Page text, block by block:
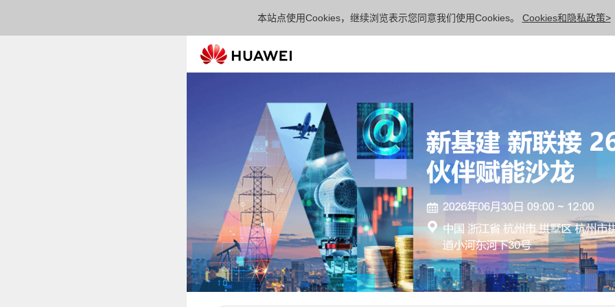
本站点使用Cookies，继续浏览表示您同意我们使用Cookies。 Cookies和隐私政策>